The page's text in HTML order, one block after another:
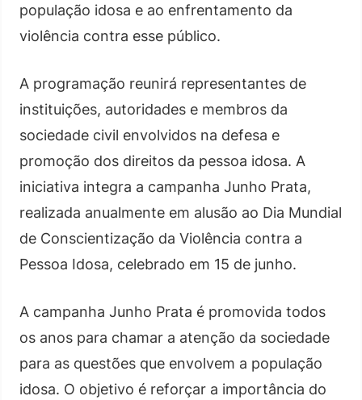
população idosa e ao enfrentamento da
violência contra esse público.
A programação reunirá representantes de
instituições, autoridades e membros da
sociedade civil envolvidos na defesa e
promoção dos direitos da pessoa idosa. A
iniciativa integra a campanha Junho Prata,
realizada anualmente em alusão ao Dia Mundial
de Conscientização da Violência contra a
Pessoa Idosa, celebrado em 15 de junho.
A campanha Junho Prata é promovida todos
os anos para chamar a atenção da sociedade
para as questões que envolvem a população
idosa. O objetivo é reforçar a importância do